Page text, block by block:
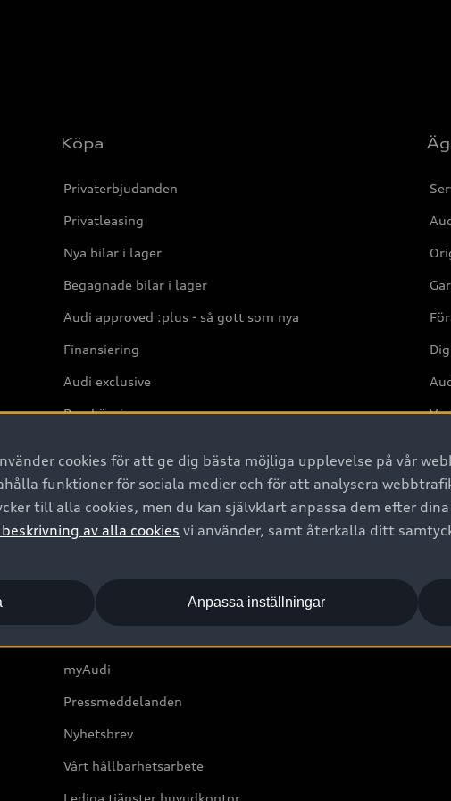
Köpa
Privaterbjudanden
Privatleasing
Nya bilar i lager
Begagnade bilar i lager
Audi approved :plus - så gott som nya
Finansiering
Audi exclusive
Provkörning
Om Audi Sverige
Boka Service online
myAudi
Pressmeddelanden
Nyhetsbrev
Vårt hållbarhetsarbete
Lediga tjänster huvudkontor
cookies för att ge dig bästa möjliga upplevelse på vår
funktioner för sociala medier och för att analysera
till alla cookies, men du kan självklart anpassa dem efter
av alla cookies vi använder, samt återkalla ditt
Anpassa inställningar